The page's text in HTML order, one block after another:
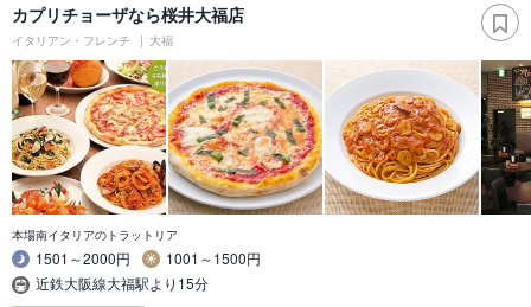
カプリチョーザなら桜井大福店
イタリアン・フレンチ 大福
本場南イタリアのトラットリア
1501～2000円
1001～1500円
近鉄大阪線大福駅より15分